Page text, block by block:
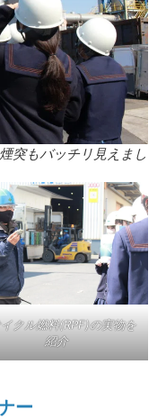
突もバッチリ見えまし
イクル燃料(RPF)の実物を
紹介
ー